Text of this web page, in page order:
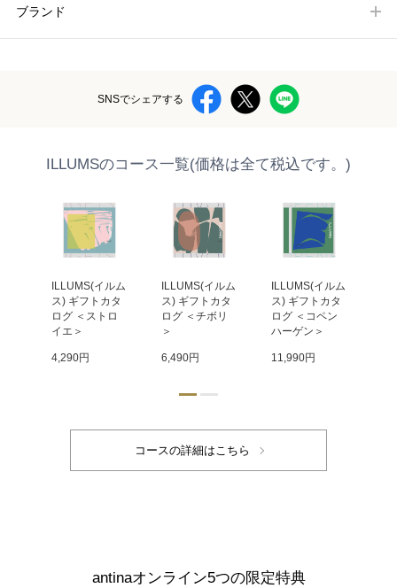
ブランド
SNSでシェアする
ILLUMSのコース一覧(価格は全て税込です。)
ILLUMS(イルム
ス) ギフトカタ
ログ ＜ストロ
イエ＞
4,290円
ILLUMS(イルム
ス) ギフトカタ
ログ ＜チボリ
＞
6,490円
ILLUMS(イルム
ス) ギフトカタ
ログ ＜コペン
ハーゲン＞
11,990円
antinaオンライン5つの限定特典